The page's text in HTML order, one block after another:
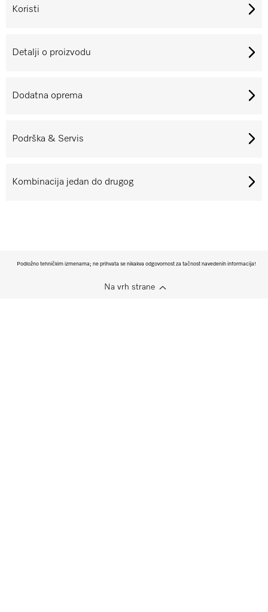
Koristi
Detalji o proizvodu
Dodatna oprema
Podrška & Servis
Kombinacija jedan do drugog
Podložno tehničkim izmenama; ne prihvata se nikakva odgovornost za tačnost navedenih informacija!
Na vrh strane